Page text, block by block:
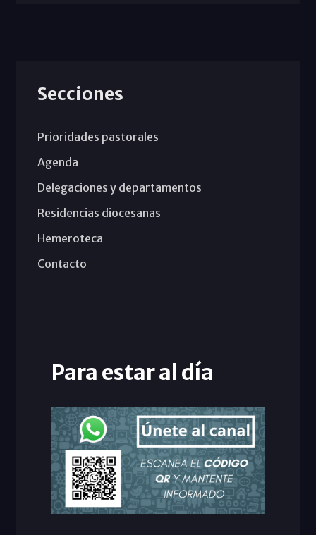
Secciones
Prioridades pastorales
Agenda
Delegaciones y departamentos
Residencias diocesanas
Hemeroteca
Contacto
Para estar al día